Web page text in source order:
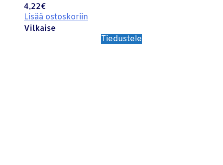
4,22€
Lisää ostoskoriin
Vilkaise
Tiedustele